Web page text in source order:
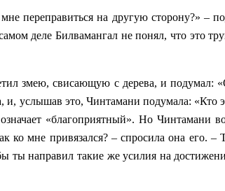
переправиться на другую сторону?» –
деле Билвамангал не понял, что это
змею, свисающую с дерева, и подумал:
и, услышав это, Чинтамани подумала: «Кто
«благоприятный». Но Чинтамани
ко мне привязался? – спросила она его. –
ты направил такие же усилия на